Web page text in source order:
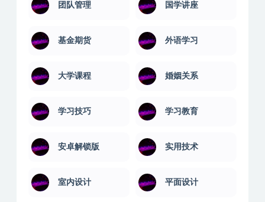
团队管理 国学讲座
基金期货 外语学习
大学课程 婚姻关系
学习技巧 学习教育
安卓解锁版 实用技术
室内设计 平面设计